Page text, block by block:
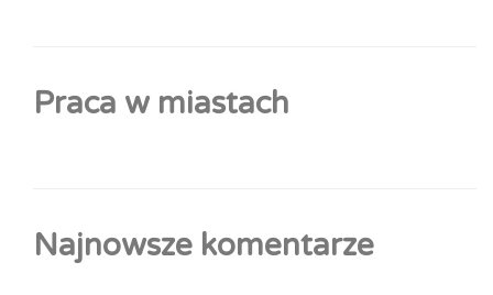
Praca w miastach
Najnowsze komentarze